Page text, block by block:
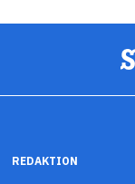
REDAKTION